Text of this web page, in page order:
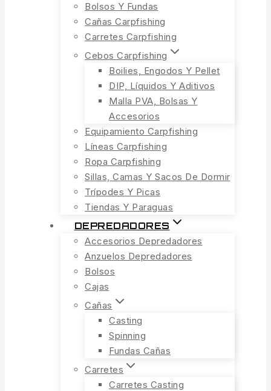
Bolsos Y Fundas
Cañas Carpfishing
Carretes Carpfishing
Cebos Carpfishing
Boilies, Engodos Y Pellet
DIP, Líquidos Y Aditivos
Malla PVA, Bolsas Y
Accesorios
Equipamiento Carpfishing
Líneas Carpfishing
Ropa Carpfishing
Sillas, Camas Y Sacos De Dormir
Trípodes Y Picas
Tiendas Y Paraguas
DEPREDADORES
Accesorios Depredadores
Anzuelos Depredadores
Bolsos
Cajas
Cañas
Casting
Spinning
Fundas Cañas
Carretes
Carretes Casting